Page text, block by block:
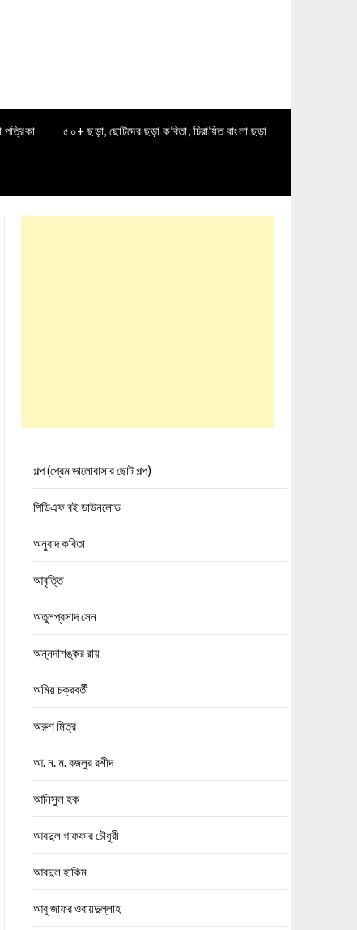
পত্রিকা ৫০+ ছড়া, ছোটদের ছড়া কবিতা, চিরায়িত বাংলা ছড়া
গল্প (প্রেম ভালোবাসার ছোট গল্প)
পিডিএফ বই ডাউনলোড
অনুবাদ কবিতা
আবৃত্তি
অতুলপ্রসাদ সেন
অন্নদাশঙ্কর রায়
অমিয় চক্রবর্তী
অরুণ মিত্র
আ. ন. ম. বজলুর রশীদ
আনিসুল হক
আবদুল গাফফার চৌধুরী
আবদুল হাকিম
আবু জাফর ওবায়দুল্লাহ